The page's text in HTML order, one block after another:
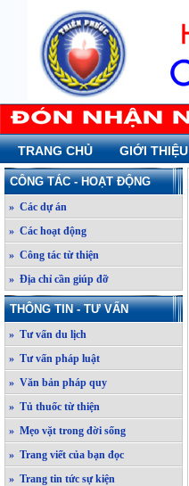
TRANG CHỦ GIỚI THIỆU
CÔNG TÁC - HOẠT ĐỘNG
» Các dự án
» Các hoạt động
» Công tác từ thiện
» Địa chỉ cần giúp đỡ
THÔNG TIN - TƯ VẤN
» Tư vấn du lịch
» Tư vấn pháp luật
» Văn bản pháp quy
» Tủ thuốc từ thiện
» Mẹo vặt trong đời sống
» Trang viết của bạn đọc
» Trang tin tức sự kiện